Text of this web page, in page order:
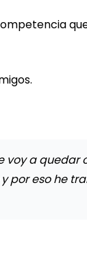
a quedar
por eso he